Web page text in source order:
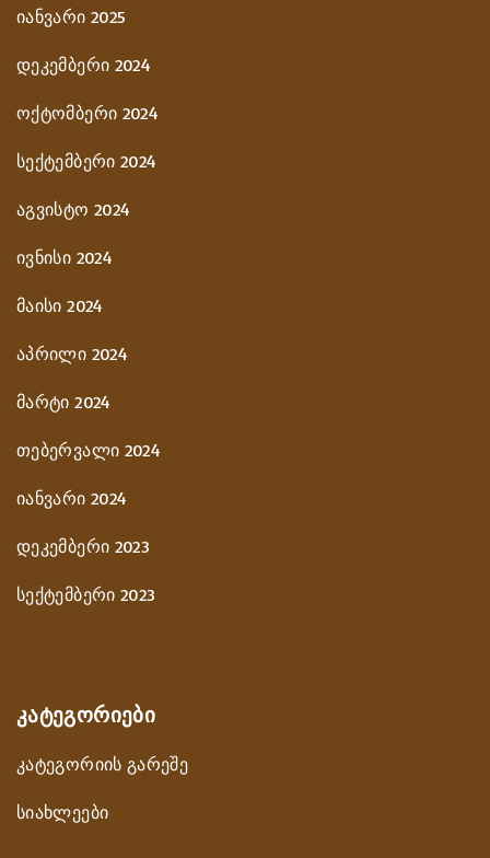
იანვარი 2025
დეკემბერი 2024
ოქტომბერი 2024
სექტემბერი 2024
აგვისტო 2024
ივნისი 2024
მაისი 2024
აპრილი 2024
მარტი 2024
თებერვალი 2024
იანვარი 2024
დეკემბერი 2023
სექტემბერი 2023
ᲙᲐᲢᲔᲒᲝᲠᲘᲔᲑᲘ
კატეგორიის გარეშე
სიახლეები